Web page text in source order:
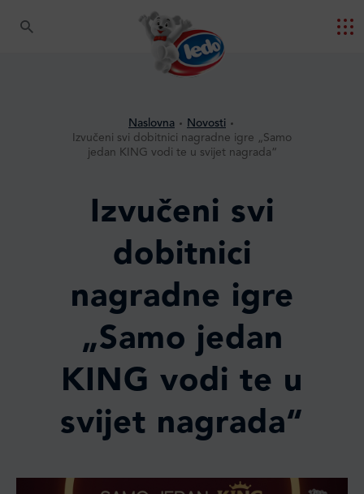
Naslovna
Novosti
Izvučeni svi dobitnici nagradne igre „Samo
jedan KING vodi te u svijet nagrada“
Izvučeni svi
dobitnici
nagradne igre
„Samo jedan
KING vodi te u
svijet nagrada“